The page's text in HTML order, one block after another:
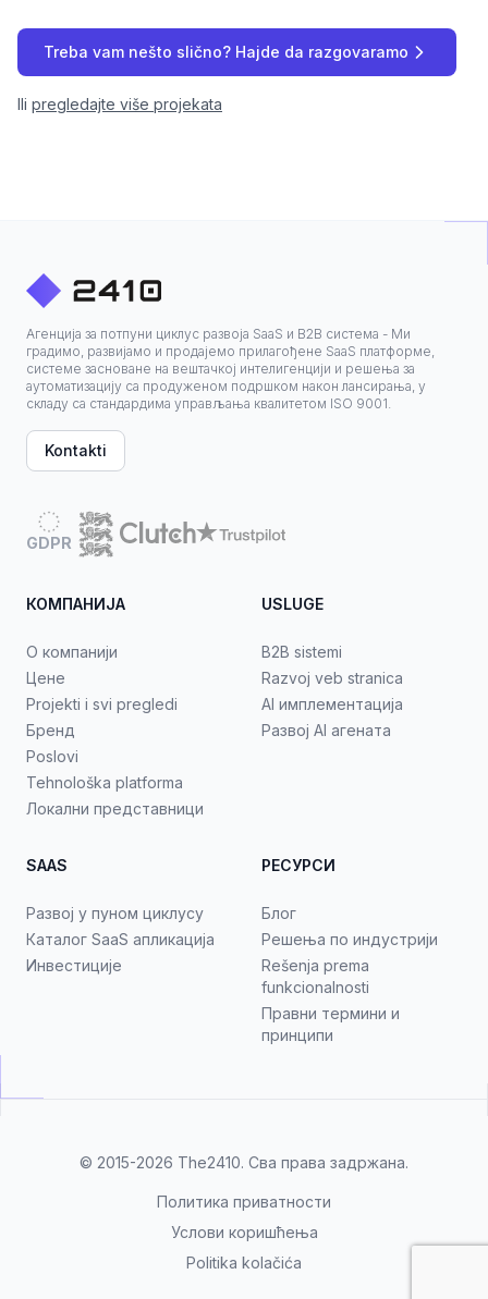
Treba vam nešto slično? Hajde da razgovaramo
Ili pregledajte više projekata
Агенција за потпуни циклус развоја SaaS и B2B система - Ми
градимо, развијамо и продајемо прилагођене SaaS платформе,
системе засноване на вештачкој интелигенцији и решења за
аутоматизацију са продуженом подршком након лансирања, у
складу са стандардима управљања квалитетом ISO 9001.
Kontakti
GDPR
КОМПАНИЈА
О компанији
Цене
Projekti i svi pregledi
Бренд
Poslovi
Tehnološka platforma
Локални представници
USLUGE
B2B sistemi
Razvoj veb stranica
AI имплементација
Развој AI агената
SAAS
Развој у пуном циклусу
Каталог SaaS апликација
Инвестиције
РЕСУРСИ
Блог
Решења по индустрији
Rešenja prema
funkcionalnosti
Правни термини и
принципи
© 2015-2026 The2410. Сва права задржана.
Политика приватности
Услови коришћења
Politika kolačića